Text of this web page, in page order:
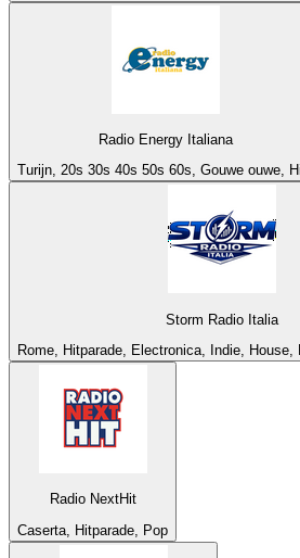
Radio Energy Italiana
Turijn, 20s 30s 40s 50s 60s, Gouwe ouwe,
Storm Radio Italia
Rome, Hitparade, Electronica, Indie, House,
Radio NextHit
Caserta, Hitparade, Pop